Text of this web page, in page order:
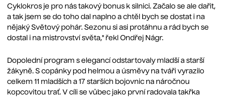
Cyklokros je pro nás takový bonus k silnici. Začalo se ale dařit,
a tak jsem se do toho dal naplno a chtěl bych se dostat i na
nějaký Světový pohár. Sezonu si asi protáhnu a rád bych se
dostal i na mistrovství světa," řekl Ondřej Nágr.
Dopolední program s elegancí odstartovaly mladší a starší
žákyně. S copánky pod helmou a úsměvy na tváři vyrazilo
celkem 11 mladších a 17 starších bojovnic na náročnou
kopcovitou trať. V cíli se vůbec jako první radovala takřka